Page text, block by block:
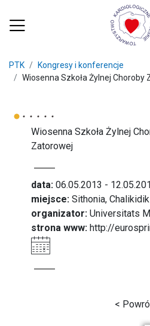
PTK
Kongresy i konferencje
Wiosenna Szkoła Żylnej Choroby
Wiosenna Szkoła Żylnej
Zatorowej
data: 06.05.2013 -
miejsce: Sithonia,
organizator: Universitats
strona www: http://
<